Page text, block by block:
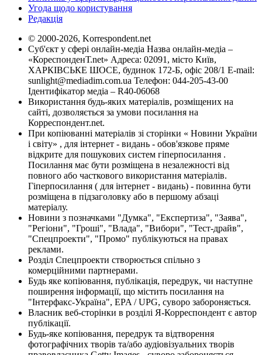
Угода щодо користування
Редакція
© 2000-2026, Korrespondent.net
Суб'єкт у сфері онлайн-медіа Назва онлайн-медіа –
«КореспонденТ.net» Адреса: 02091, місто Київ,
ХАРКІВСЬКЕ ШОСЕ, будинок 172-Б, офіс 208/1 E-mail:
sunlight@mediadim.com.ua Телефон: 044-205-43-00
Ідентифікатор медіа – R40-06068
Використання будь-яких матеріалів, розміщених на
сайті, дозволяється за умови посилання на
Корреспондент.net.
При копіюванні матеріалів зі сторінки « Новини України
і світу» , для інтернет - видань - обов'язкове пряме
відкрите для пошукових систем гіперпосилання .
Посилання має бути розміщена в незалежності від
повного або часткового використання матеріалів.
Гіперпосилання ( для інтернет - видань) - повинна бути
розміщена в підзаголовку або в першому абзаці
матеріалу.
Новини з позначками "Думка", "Експертиза", "Заява",
"Регіони", "Гроші", "Влада", "Вибори", "Тест-драйв",
"Спецпроекти", "Промо" публікуються на правах
реклами.
Розділ Спецпроекти створюється спільно з
комерційними партнерами.
Будь яке копіювання, публікація, передрук, чи наступне
поширення інформації, що містить посилання на
"Інтерфакс-Україна", EPA / UPG, суворо забороняється.
Власник веб-сторінки в розділі Я-Корреспондент є автор
публікації.
Будь-яке копіювання, передрук та відтворення
фотографічних творів та/або аудіовізуальних творів